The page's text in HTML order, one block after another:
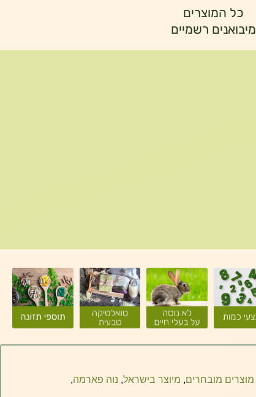
כל המוצרים
מיבואנים רשמיים
מוצרים מובחרים, מיוצר בישראל, נוה פארמה,